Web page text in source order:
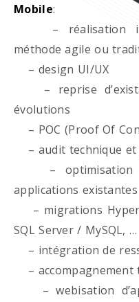
Mobile:
– réalisation
méthode agile ou
– design UI/UX
– reprise
évolutions
– POC (Proof Of
– audit technique et
– optimisation
applications existantes
– migrations
SQL Server / MySQL, …
– intégration de
– accompagnement
– webisation